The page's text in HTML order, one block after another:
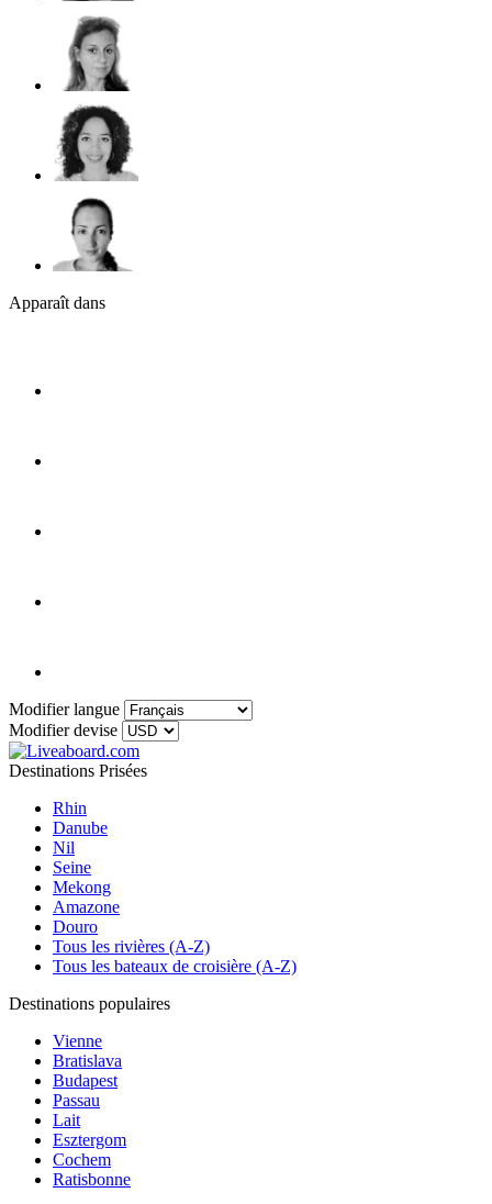
Apparaît dans
Modifier langue
Modifier devise
Destinations Prisées
Rhin
Danube
Nil
Seine
Mekong
Amazone
Douro
Tous les rivières (A-Z)
Tous les bateaux de croisière (A-Z)
Destinations populaires
Vienne
Bratislava
Budapest
Passau
Lait
Esztergom
Cochem
Ratisbonne